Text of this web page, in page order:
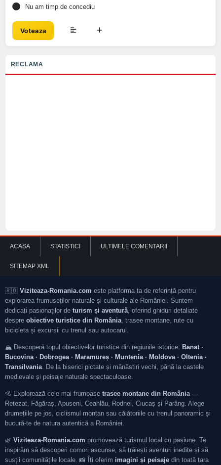
Nu am timp de concediu
Voteaza
RECLAMA
ACASA STATISTICI ULTIMELE COMENTARII
SITEMAP XML
🇷🇴 Viziteaza-Romania.com este platforma ta de referință pentru
explorarea frumuseților naturale și culturale ale României. Suntem
dedicați pasionaților de turism și aventură , oferind ghiduri detaliate
despre obiective turistice din România , trasee montane, rute cu
bicicleta și excursii cu trenul sau autocarul.
🏔️ Descoperă topul obiectivelor turistice din regiunile istorice: Banat ·
Bucovina · Dobrogea · Maramureș · Muntenia · Moldova · Oltenia ·
Transilvania . De la biserici pictate și mănăstiri vechi, până la castele
medievale și peisaje naturale spectaculoase.
🚵 Explorează cele mai frumoase trasee montane din România —
Retezat, Făgăraș, Apuseni, Ceahlău, Rodnei, Ciucaș și Parâng. Alege
drumețiile pe jos, ciclismul montan sau călătoriile cu trenul panoramic și
bucură-te de natura autentică a României.
🌿 Viziteaza-Romania.com promovează turismul local cu pasiune. Te
inspirăm să descoperi comori ascunse, să trăiești aventuri inedite și să
susții comunitățile locale. 📸 Îți oferim imagini și peisaje din toată țara